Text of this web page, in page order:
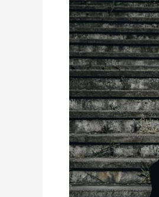
MJUT
dodaje
otuchy
singlem
Spokojnie